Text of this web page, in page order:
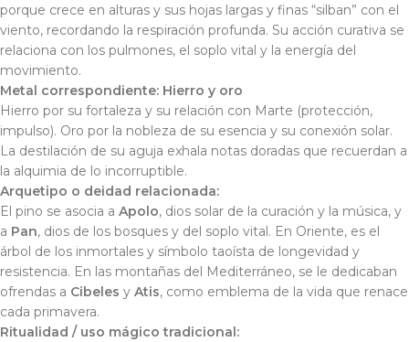
porque crece en alturas y sus hojas largas y finas “silban” con el
viento, recordando la respiración profunda. Su acción curativa se
relaciona con los pulmones, el soplo vital y la energía del
movimiento.
Metal correspondiente: Hierro y oro
Hierro por su fortaleza y su relación con Marte (protección,
impulso). Oro por la nobleza de su esencia y su conexión solar.
La destilación de su aguja exhala notas doradas que recuerdan a
la alquimia de lo incorruptible.
Arquetipo o deidad relacionada:
El pino se asocia a Apolo, dios solar de la curación y la música, y
a Pan, dios de los bosques y del soplo vital. En Oriente, es el
árbol de los inmortales y símbolo taoísta de longevidad y
resistencia. En las montañas del Mediterráneo, se le dedicaban
ofrendas a Cibeles y Atis, como emblema de la vida que renace
cada primavera.
Ritualidad / uso mágico tradicional: